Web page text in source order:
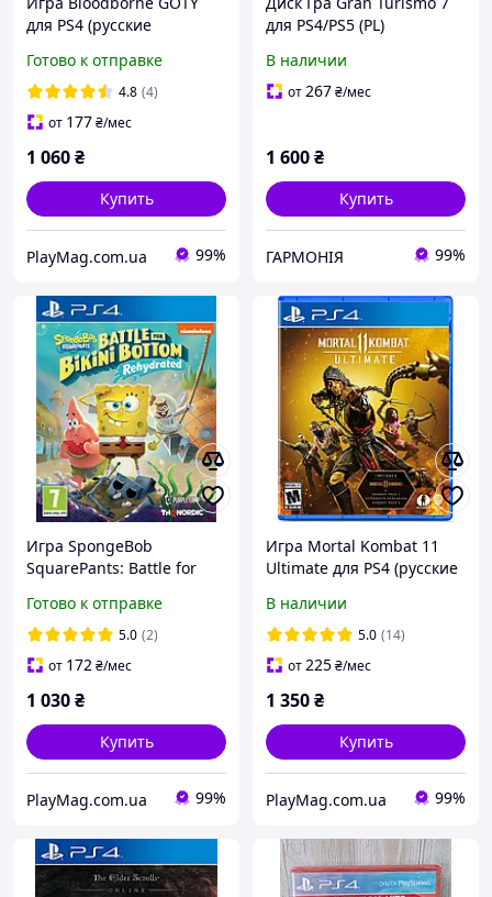
для PS4 (русские
Готово к отправке
4.8 (4)
от 177₴/мес
1 060₴
Купить
PlayMag.com.ua 99%
для PS4/PS5 (PL)
В наличии
от267₴/мес
1 600₴
Купить
ГАРМОНІЯ 99%
Игра SpongeBob
SquarePants: Battle for
для PS4 (русские
субтитры) (Blu-ray диск)
Готово к отправке
5.0 (2)
от 172₴/мес
1 030₴
Купить
PlayMag.com.ua 99%
Игра Mortal Kombat 11
Ultimate для PS4 (русские
В наличии
5.0 (14)
от225₴/мес
1 350₴
Купить
PlayMag.com.ua 99%